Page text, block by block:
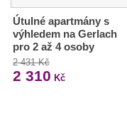
Útulné apartmány s
výhledem na Gerlach
pro 2 až 4 osoby
2 431 Kč
2 310 Kč